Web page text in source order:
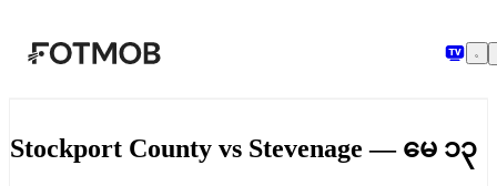
အဓိကအကြောင်းအရာသို့ ကျော်သွားရန်
Stockport County vs Stevenage — မေ ၁၃